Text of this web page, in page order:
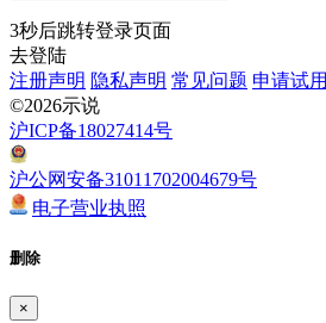
3秒后跳转登录页面
去登陆
注册声明 隐私声明 常见问题 申请试用
©2026示说
沪ICP备18027414号
沪公网安备31011702004679号
电子营业执照
删除
×